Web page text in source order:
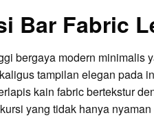
Bar Fabric
bergaya modern minimalis
tampilan elegan pada
kain fabric bertekstur
yang tidak hanya